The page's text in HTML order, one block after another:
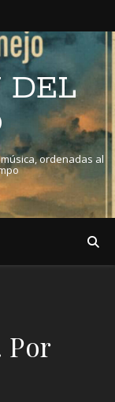
DEL
ordenadas al
Por